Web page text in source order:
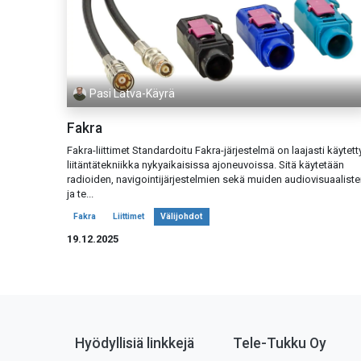
Pasi Latva-Käyrä
Fakra
Fakra-liittimet Standardoitu Fakra-järjestelmä on laajasti
liitäntätekniikka nykyaikaisissa ajoneuvoissa. Sitä käytetään
radioiden, navigointijärjestelmien sekä muiden
ja te...
Fakra Liittimet Välijohdot
19.12.2025
Hyödyllisiä linkkejä Tele-Tukku Oy